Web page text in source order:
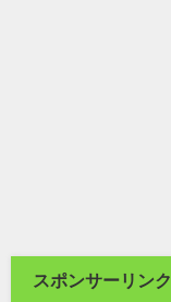
スポンサーリンク